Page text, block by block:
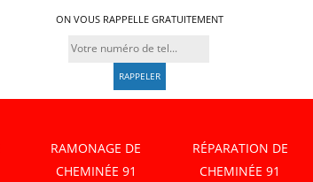
ON VOUS RAPPELLE GRATUITEMENT
RAMONAGE DE
CHEMINÉE 91
RÉPARATION DE
CHEMINÉE 91